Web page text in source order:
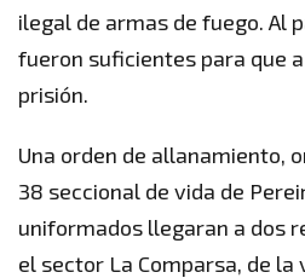
ilegal de armas de fuego. Al
fueron suficientes para que
prisión.
Una orden de allanamiento,
38 seccional de vida de
uniformados llegaran a dos
el sector La Comparsa, de la